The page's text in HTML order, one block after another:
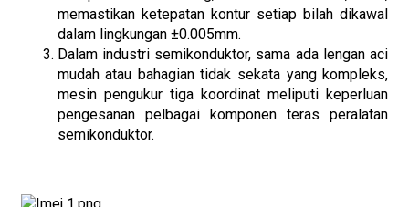
memastikan ketepatan kontur setiap bilah dikawal
dalam lingkungan ±0.005mm.
Dalam industri semikonduktor, sama ada lengan aci
mudah atau bahagian tidak sekata yang kompleks,
mesin pengukur tiga koordinat meliputi keperluan
pengesanan pelbagai komponen teras peralatan
semikonduktor.